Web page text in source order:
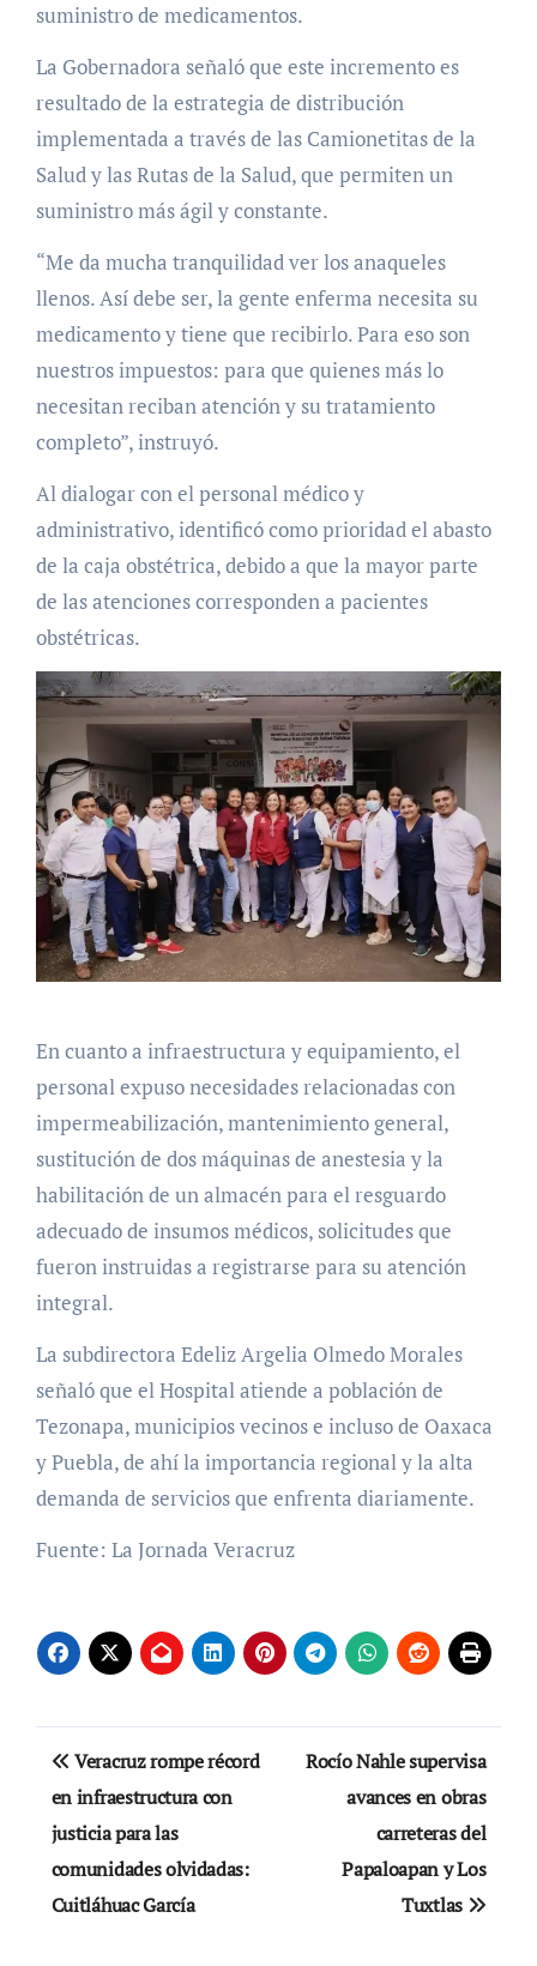
suministro de medicamentos.
La Gobernadora señaló que este incremento es
resultado de la estrategia de distribución
implementada a través de las Camionetitas de la
Salud y las Rutas de la Salud, que permiten un
suministro más ágil y constante.
“Me da mucha tranquilidad ver los anaqueles
llenos. Así debe ser, la gente enferma necesita su
medicamento y tiene que recibirlo. Para eso son
nuestros impuestos: para que quienes más lo
necesitan reciban atención y su tratamiento
completo”, instruyó.
Al dialogar con el personal médico y
administrativo, identificó como prioridad el abasto
de la caja obstétrica, debido a que la mayor parte
de las atenciones corresponden a pacientes
obstétricas.
En cuanto a infraestructura y equipamiento, el
personal expuso necesidades relacionadas con
impermeabilización, mantenimiento general,
sustitución de dos máquinas de anestesia y la
habilitación de un almacén para el resguardo
adecuado de insumos médicos, solicitudes que
fueron instruidas a registrarse para su atención
integral.
La subdirectora Edeliz Argelia Olmedo Morales
señaló que el Hospital atiende a población de
Tezonapa, municipios vecinos e incluso de Oaxaca
y Puebla, de ahí la importancia regional y la alta
demanda de servicios que enfrenta diariamente.
Fuente: La Jornada Veracruz
Navegación
de
entradas
Veracruz rompe récord
en infraestructura con
justicia para las
comunidades olvidadas:
Cuitláhuac García
Rocío Nahle supervisa
avances en obras
carreteras del
Papaloapan y Los
Tuxtlas